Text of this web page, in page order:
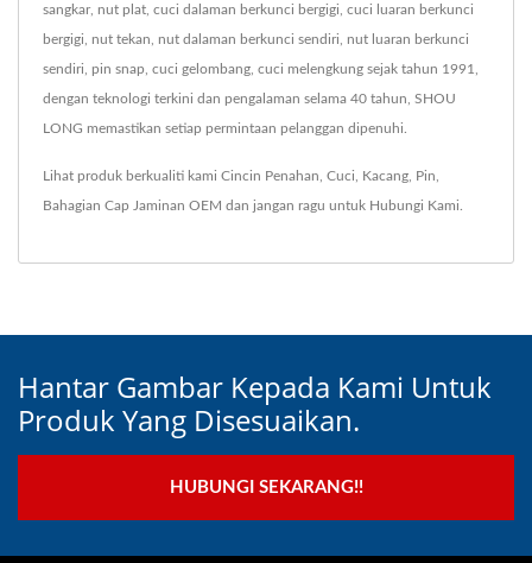
sangkar, nut plat, cuci dalaman berkunci bergigi, cuci luaran berkunci
bergigi, nut tekan, nut dalaman berkunci sendiri, nut luaran berkunci
sendiri, pin snap, cuci gelombang, cuci melengkung sejak tahun 1991,
dengan teknologi terkini dan pengalaman selama 40 tahun, SHOU
LONG memastikan setiap permintaan pelanggan dipenuhi.
Lihat produk berkualiti kami Cincin Penahan Cuci Kacang Pin
Bahagian Cap Jaminan OEM dan jangan ragu untuk Hubungi Kami
Hantar Gambar Kepada Kami Untuk
Produk Yang Disesuaikan.
HUBUNGI SEKARANG!!